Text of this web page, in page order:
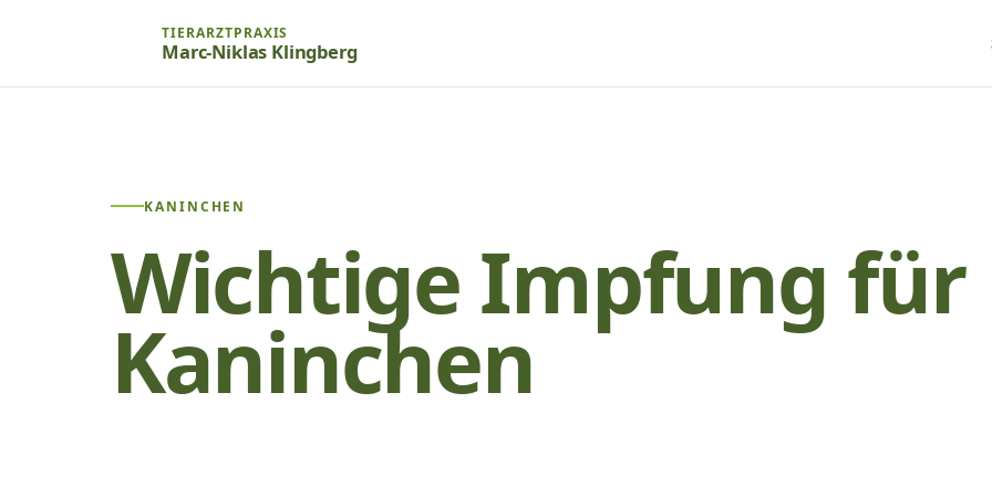
TIERARZTPRAXIS
Marc-Niklas Klingberg
KANINCHEN
Wichtige Impfung für
Kaninchen